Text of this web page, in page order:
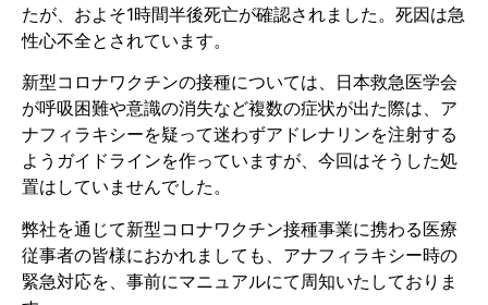
たが、およそ1時間半後死亡が確認されました。死因は急
性心不全とされています。
新型コロナワクチンの接種については、日本救急医学会
が呼吸困難や意識の消失など複数の症状が出た際は、ア
ナフィラキシーを疑って迷わずアドレナリンを注射する
ようガイドラインを作っていますが、今回はそうした処
置はしていませんでした。
弊社を通じて新型コロナワクチン接種事業に携わる医療
従事者の皆様におかれましても、アナフィラキシー時の
緊急対応を、事前にマニュアルにて周知いたしておりま